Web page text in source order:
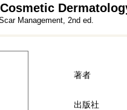
Management, 2nd ed.
著者
出版社